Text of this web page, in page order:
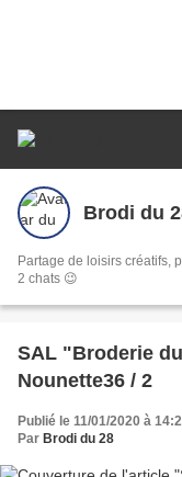
Brodi du
Partage de loisirs créatifs,
2 chats 😉
SAL "Broderie
Nounette36 / 2
Publié le 11/01/2020 à
Par Brodi du 28